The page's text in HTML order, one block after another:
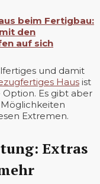
beim Fertigbau:
den
auf sich
und damit
Haus ist
Es gibt aber
Extremen.
Extras